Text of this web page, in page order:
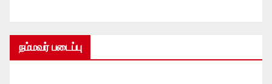
நம்மவர் படைப்பு